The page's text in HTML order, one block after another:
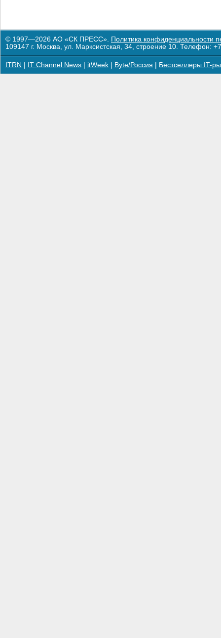
© 1997—2026 АО «СК ПРЕСС». Политика конфиденциальности
109147 г. Москва, ул. Марксистская, 34, строение 10. Телефон:
ITRN IT Channel News itWeek Byte/Россия Бестселлеры IT-